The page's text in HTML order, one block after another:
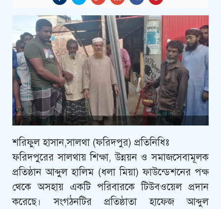
শরিফুল হাসান,সালথা (ফ‌রিদপুর) প্রতি‌নি‌ধিঃ
ফ‌রিদপু‌রের সালথায় শিক্ষা, উন্নয়ন ও সমাজ‌সেবামূলক
প্রতিষ্ঠান আব্দুল হা‌লিম (ধলা মিয়া) ফাউ‌ন্ডেশ‌নের পক্ষ
থে‌কে অসহায় এক‌টি পরিবারকে টিউব‌ওয়েল প্রদান
ক‌রে‌ছে। সংগঠন‌টির প্রতিষ্ঠাতা হা‌ফেজ আব্দুল